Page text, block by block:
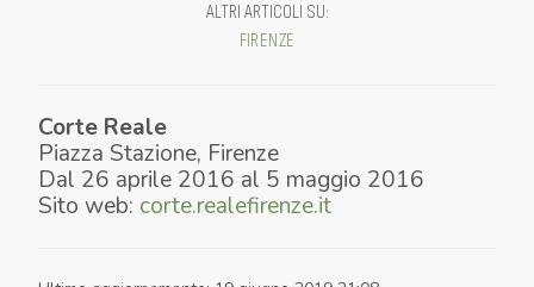
ALTRI ARTICOLI SU:
FIRENZE
Corte Reale
Piazza Stazione, Firenze
Dal 26 aprile 2016 al 5 maggio 2016
Sito web: corte.realefirenze.it